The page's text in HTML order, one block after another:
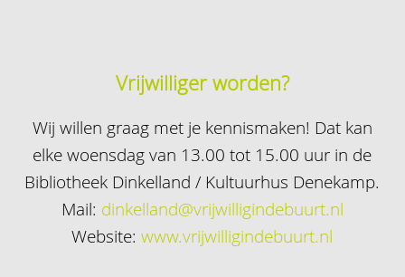
Vrijwilliger worden?
Wij willen graag met je kennismaken! Dat kan
elke woensdag van 13.00 tot 15.00 uur in de
Bibliotheek Dinkelland / Kultuurhus Denekamp.
Mail: dinkelland@vrijwilligindebuurt.nl
Website:www.vrijwilligindebuurt.nl